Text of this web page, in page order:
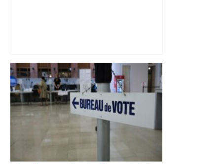
Capilla en bleu ciel pour combien de
temps encore ? Toulouse et l'UBB aux
aguets – Rugbynistere